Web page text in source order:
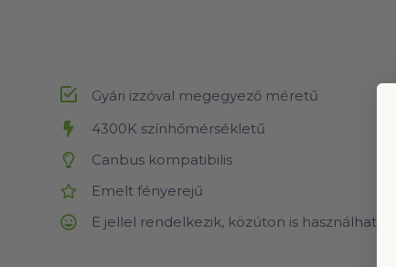
Gyári izzóval megegyező méretű
4300K színhőmérsékletű
Canbus kompatibilis
Emelt fényerejű
E jellel rendelkezik, közúton is használható